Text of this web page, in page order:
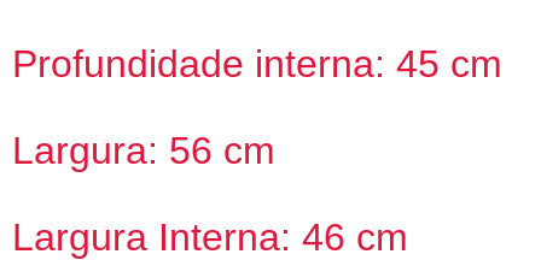
Profundidade interna: 45 cm
Largura: 56 cm
Largura Interna: 46 cm